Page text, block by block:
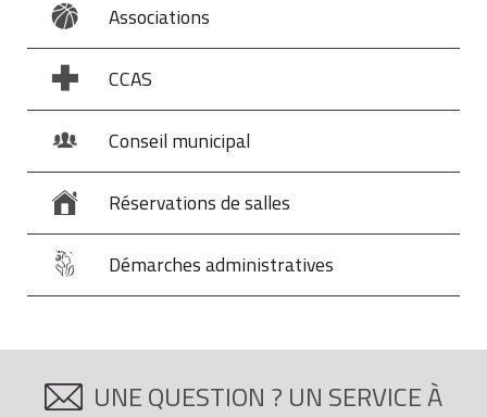
Associations
CCAS
Conseil municipal
Réservations de salles
Démarches administratives
UNE QUESTION ? UN SERVICE À